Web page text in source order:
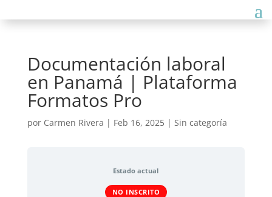
Documentación laboral
en Panamá | Plataforma
Formatos Pro
por Carmen Rivera | Feb 16, 2025| Sin categoría
Estado actual
NO INSCRITO